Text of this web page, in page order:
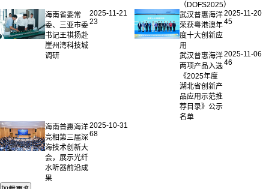
（DOFS2025）
海南省委常
委、三亚市委
书记王祺扬赴
崖州湾科技城
调研
2025-11-21
23
武汉普惠海洋
荣获粤港澳年
度十大创新应
用
2025-11-20
45
武汉普惠海洋
两项产品入选
《2025年度
湖北省创新产
品应用示范推
荐目录》公示
名单
2025-11-06
46
海南普惠海洋
亮相第三届深
海技术创新大
会，展示光纤
水听器前沿成
果
2025-10-31
68